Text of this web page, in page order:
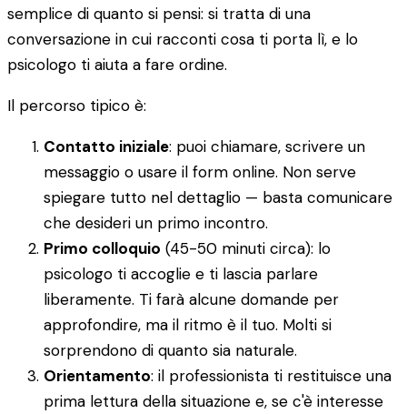
semplice di quanto si pensi: si tratta di una
conversazione in cui racconti cosa ti porta lì, e lo
psicologo ti aiuta a fare ordine.
Il percorso tipico è:
Contatto iniziale: puoi chiamare, scrivere un
messaggio o usare il form online. Non serve
spiegare tutto nel dettaglio — basta comunicare
che desideri un primo incontro.
Primo colloquio (45-50 minuti circa): lo
psicologo ti accoglie e ti lascia parlare
liberamente. Ti farà alcune domande per
approfondire, ma il ritmo è il tuo. Molti si
sorprendono di quanto sia naturale.
Orientamento: il professionista ti restituisce una
prima lettura della situazione e, se c'è interesse